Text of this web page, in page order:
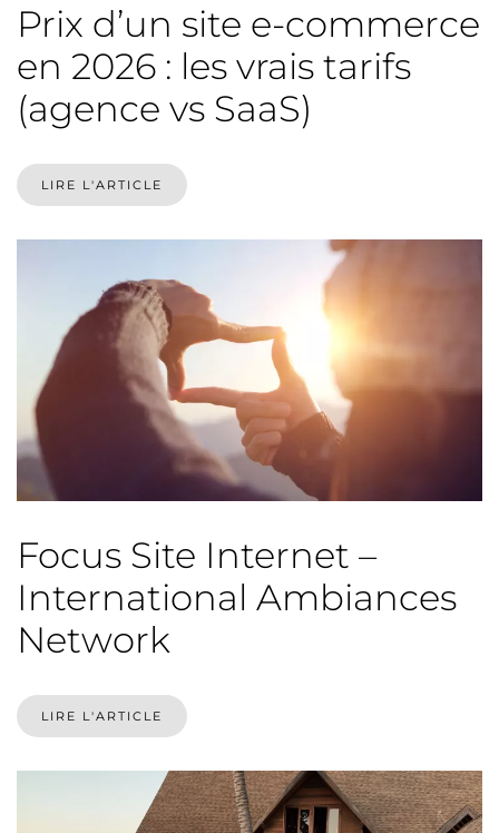
Prix d’un site e-commerce
en 2026 : les vrais tarifs
(agence vs SaaS)
LIRE L'ARTICLE
Focus Site Internet –
International Ambiances
Network
LIRE L'ARTICLE